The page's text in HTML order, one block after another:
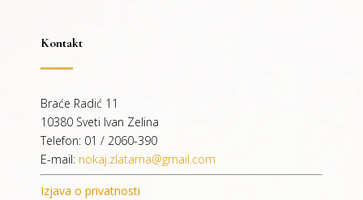
Kontakt
Braće Radić 11
10380 Sveti Ivan Zelina
Telefon: 01 / 2060-390
E-mail: nokaj.zlatarna@gmail.com
Izjava o privatnosti